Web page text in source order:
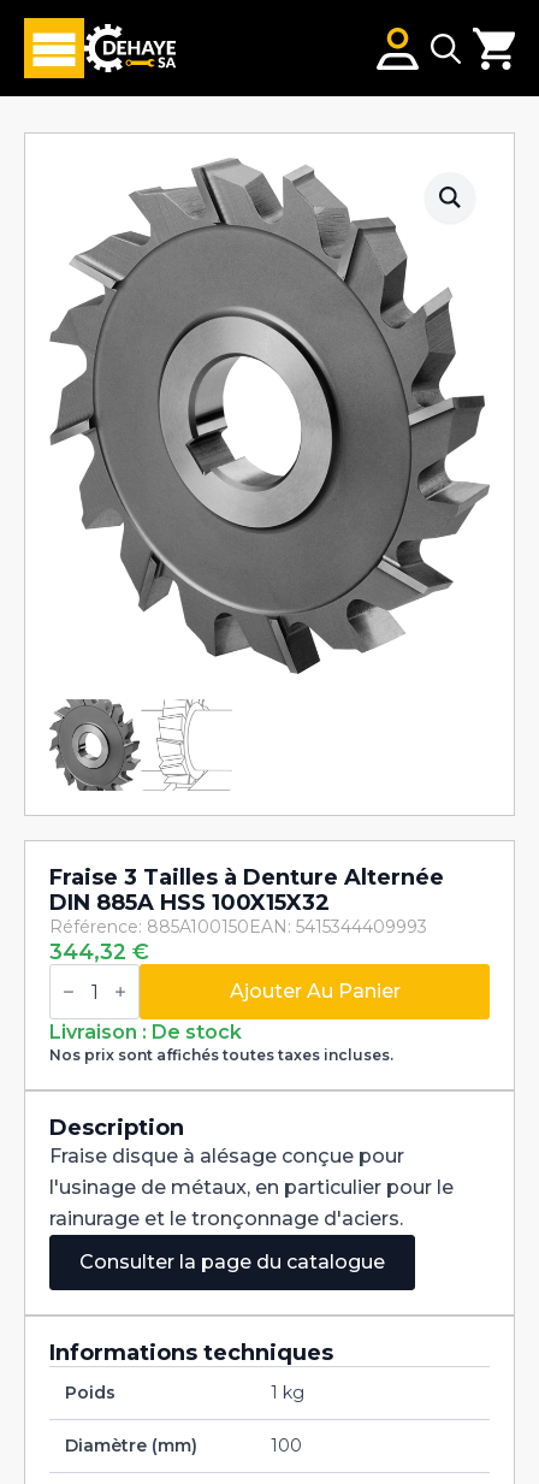
Fraise 3 Tailles à Denture Alternée
DIN 885A HSS 100X15X32
Référence: 885A100150EAN: 5415344409993
344,32 €
quantité
de
3
Tailles
Denture
DIN
885A
HSS
100X15X32
Ajouter Au Panier
Livraison : De stock
Nos prix sont affichés toutes taxes incluses.
Description
Fraise disque à alésage conçue pour
l'usinage de métaux, en particulier pour le
rainurage et le tronçonnage d'aciers.
Consulter la page du catalogue
Informations techniques
Poids 1 kg
Diamètre (mm) 100